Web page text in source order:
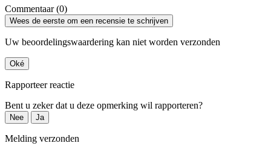
Commentaar (0)
Wees de eerste om een recensie te schrijven
Uw beoordelingswaardering kan niet worden verzonden
Oké
Rapporteer reactie
Bent u zeker dat u deze opmerking wil rapporteren?
Nee Ja
Melding verzonden